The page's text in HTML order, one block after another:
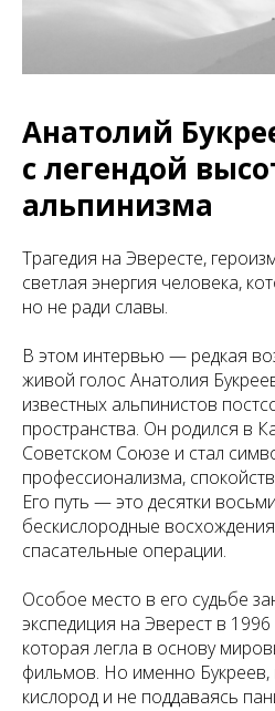
Анатолий
с легендой
альпинизма
Трагедия на Эвересте,
светлая энергия человека,
но не ради славы.
В этом интервью — редкая
живой голос Анатолия
известных альпинистов
пространства. Он родился в
Советском Союзе и стал
профессионализма,
Его путь — это десятки
бескислородные
спасательные операции.
Особое место в его судьбе
экспедиция на Эверест в
которая легла в основу
фильмов. Но именно Букреев,
кислород и не поддаваясь